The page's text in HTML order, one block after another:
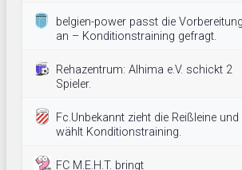
belgien-power passt die Vorbereitung
an – Konditionstraining gefragt.
Rehazentrum: Alhima e.V. schickt 2
Spieler.
Fc.Unbekannt zieht die Reißleine und
wählt Konditionstraining.
FC M.E.H.T. bringt